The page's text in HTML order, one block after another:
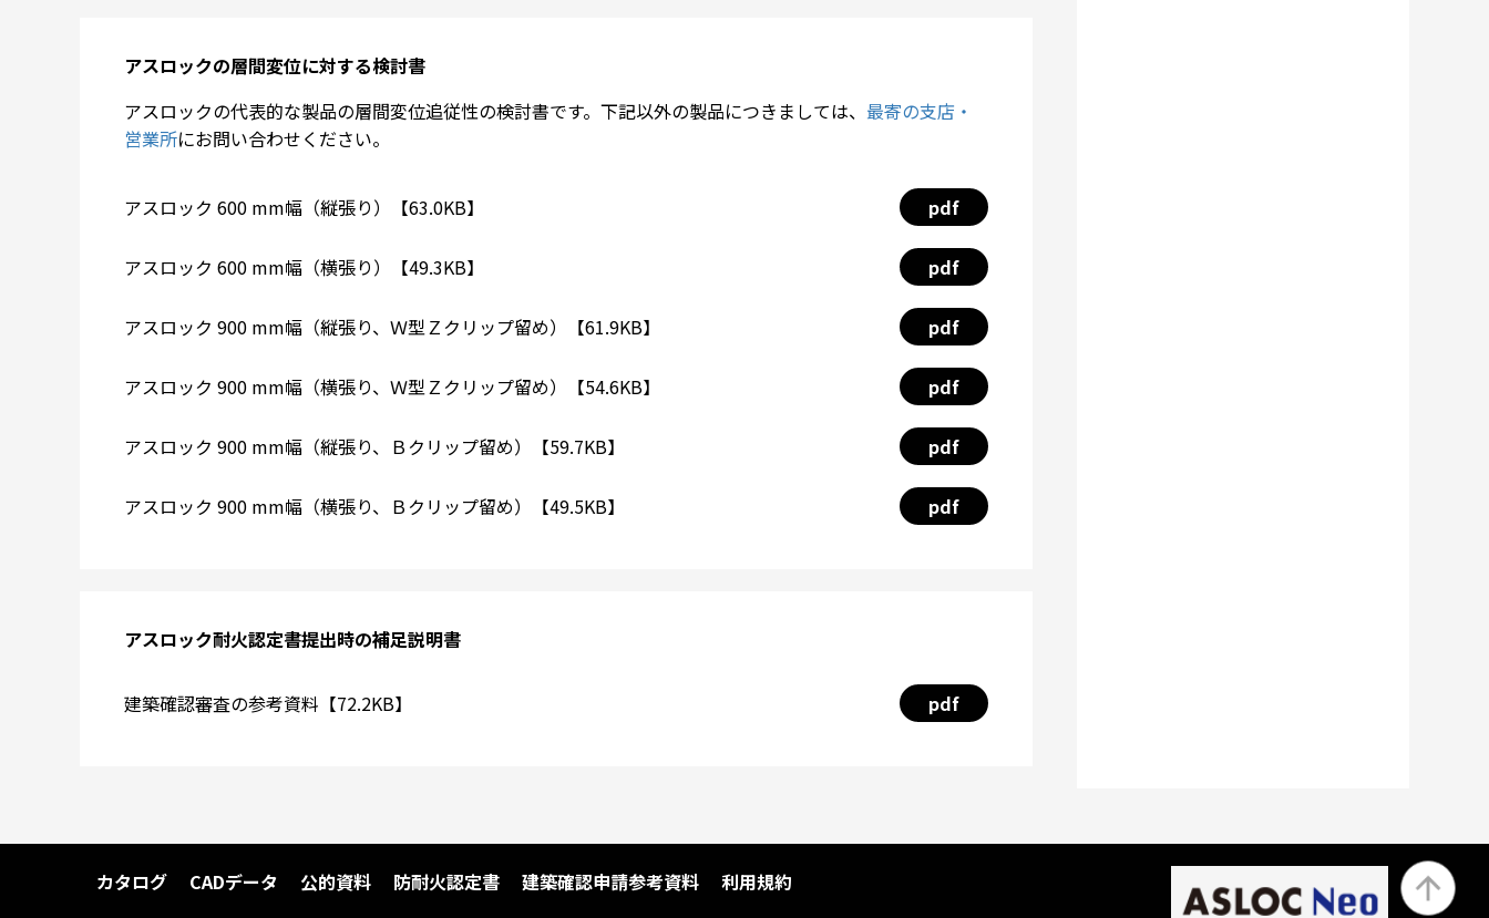
アスロックの層間変位に対する検討書
アスロックの代表的な製品の層間変位追従性の検討書です。下記以外の製品につきましては、 最寄の支店・
営業所にお問い合わせください。
アスロック 600 mm幅（縦張り）【63.0KB】 pdf
アスロック 600 mm幅（横張り）【49.3KB】 pdf
アスロック 900 mm幅（縦張り、Ｗ型Ｚクリップ留め）【61.9KB】 pdf
アスロック 900 mm幅（横張り、Ｗ型Ｚクリップ留め）【54.6KB】 pdf
アスロック 900 mm幅（縦張り、Ｂクリップ留め）【59.7KB】 pdf
アスロック 900 mm幅（横張り、Ｂクリップ留め）【49.5KB】 pdf
アスロック耐火認定書提出時の補足説明書
建築確認審査の参考資料【72.2KB】 pdf
カタログ CADデータ 公的資料 防耐火認定書 建築確認申請参考資料 利用規約